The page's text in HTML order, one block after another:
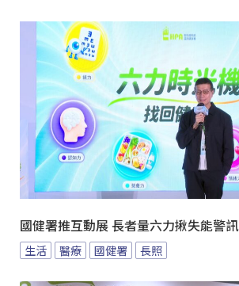
國健署推互動展 長者量六力揪失能警訊
生活 醫療 國健署 長照